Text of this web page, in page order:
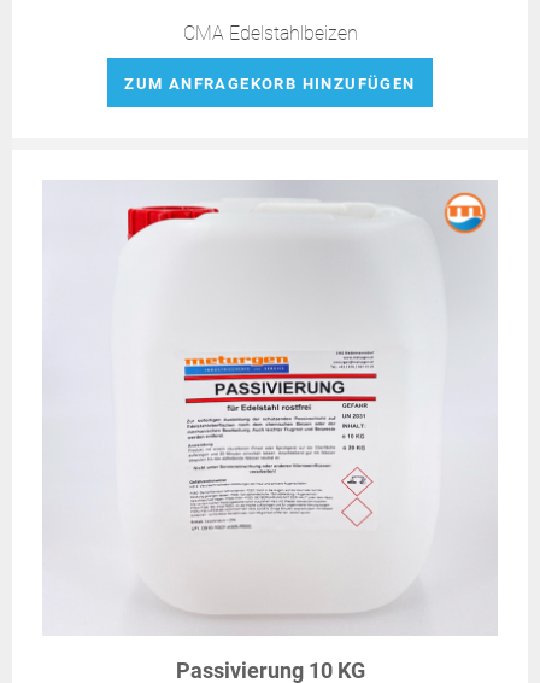
CMA Edelstahlbeizen
ZUM ANFRAGEKORB HINZUFÜGEN
Passivierung 10 KG